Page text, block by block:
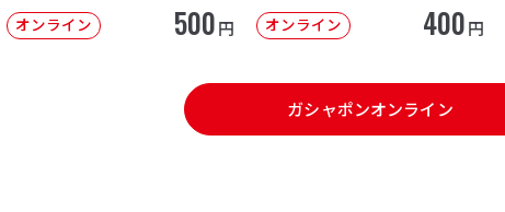
オンライン 500円 オンライン 400円
ガシャポンオンライン